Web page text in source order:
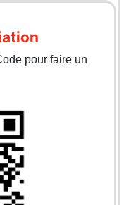
pour faire un